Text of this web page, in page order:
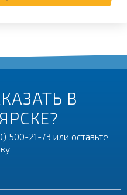
В
500-21-73 или оставьте